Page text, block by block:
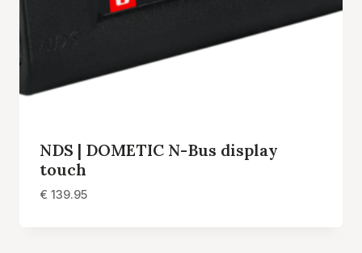
NDS | DOMETIC N-Bus display
touch
€ 139.95